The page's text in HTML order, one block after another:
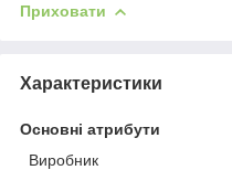
Приховати
Характеристики
Основні атрибути
Виробник